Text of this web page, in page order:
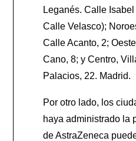
Leganés. Calle
Calle Velasco);
Calle Acanto, 2;
Cano, 8; y Centro,
Palacios, 22. Madrid.
Por otro lado, los
haya administrado la
de AstraZeneca